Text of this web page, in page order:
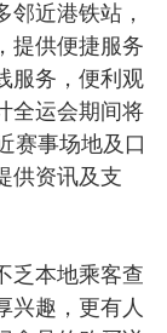
近港铁站，
提供便捷服务
服务，便利观
全运会期间将
赛事场地及口
供资讯及支
本地乘客查
兴趣，更有人